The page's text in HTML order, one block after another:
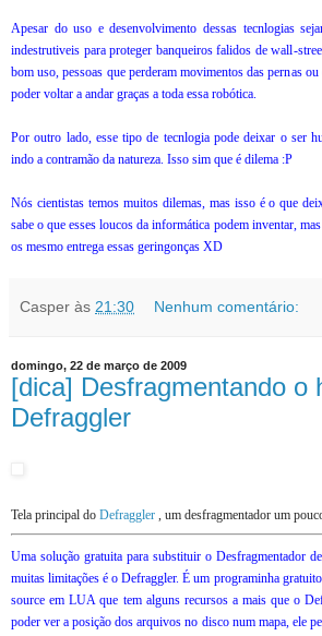
Apesar do uso e desenvolvimento dessas tecnlogias
indestrutiveis para proteger banqueiros falidos de wall-
bom uso, pessoas que perderam movimentos das pernas
poder voltar a andar graças a toda essa robótica.
Por outro lado, esse tipo de tecnlogia pode deixar o ser
indo a contramão da natureza. Isso sim que é dilema :P
Nós cientistas temos muitos dilemas, mas isso é o que
sabe o que esses loucos da informática podem inventar,
os mesmo entrega essas geringonças XD
Casper às 21:30 Nenhum comentário:
domingo, 22 de março de 2009
[dica] Desfragmentando o
Defraggler
Tela principal do Defraggler , um desfragmentador um
Uma solução gratuita para substituir o Desfragmentador
muitas limitações é o Defraggler. É um programinha
source em LUA que tem alguns recursos a mais que o
poder ver a posição dos arquivos no disco num mapa, ele